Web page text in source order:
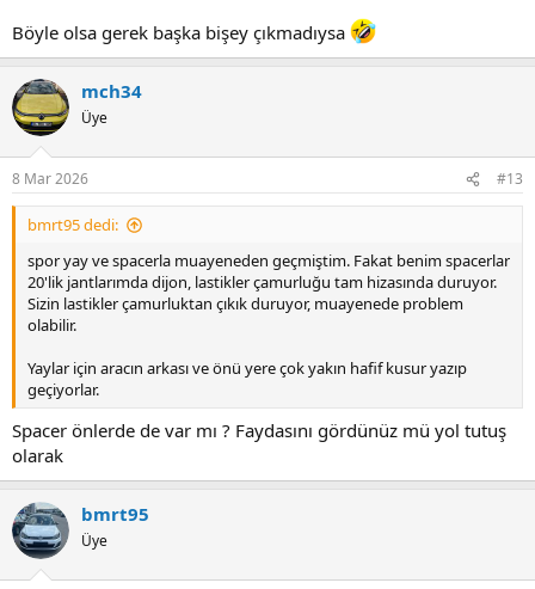
Böyle olsa gerek başka bişey çıkmadıysa
mch34
Üye
8 Mar 2026 #13
bmrt95 dedi:
spor yay ve spacerla muayeneden geçmiştim. Fakat benim spacerlar
20'lik jantlarımda dijon, lastikler çamurluğu tam hizasında duruyor.
Sizin lastikler çamurluktan çıkık duruyor, muayenede problem
olabilir.
Yaylar için aracın arkası ve önü yere çok yakın hafif kusur yazıp
geçiyorlar.
Spacer önlerde de var mı ? Faydasını gördünüz mü yol tutuş
olarak
bmrt95
Üye